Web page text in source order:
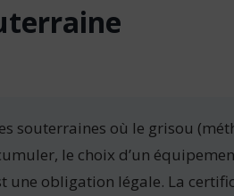
souterraines où le grisou
le choix d’un
une obligation légale. La